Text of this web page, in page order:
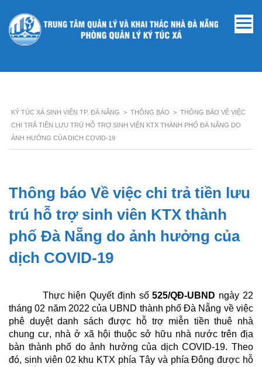
KÝ TÚC XÁ SINH VIÊN TP. ĐÀ NẴNG > THÔNG BÁO > THÔNG BÁO VỀ VIỆC
CHI TRẢ TIỀN LƯU TRÚ HỖ TRỢ SINH VIÊN KTX THÀNH PHỐ ĐÀ NẴNG DO
ẢNH HƯỞNG CỦA DỊCH COVID-19
Thông báo Về việc chi trả tiền lưu
trú hỗ trợ sinh viên KTX thành
phố Đà Nẵng do ảnh hưởng của
dịch COVID-19
Thực hiện Quyết định số525/QĐ-UBND ngày 22
tháng 02 năm 2022 của UBND thành phố Đà Nẵng về việc
phê duyệt danh sách được hỗ trợ miễn tiền thuê nhà
chung cư, nhà ở xã hội thuộc sở hữu nhà nước trên địa
bàn thành phố do ảnh hưởng của dịch COVID-19. Theo
đó, sinh viên 02 khu KTX phía Tây và phía Đông được hỗ